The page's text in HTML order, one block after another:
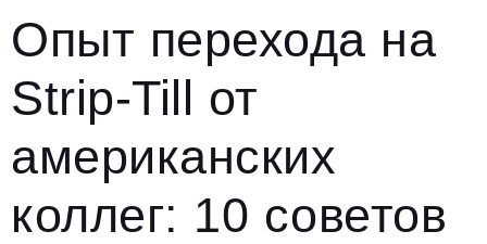
Опыт перехода на
Strip-Till от
американских
коллег: 10 советов